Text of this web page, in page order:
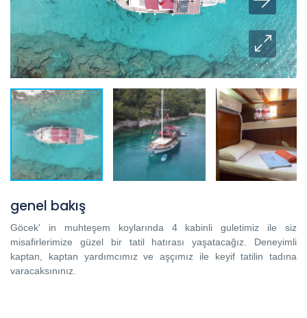
genel bakış
Göcek' in muhteşem koylarında 4 kabinli guletimiz ile siz
misafirlerimize güzel bir tatil hatırası yaşatacağız. Deneyimli
kaptan, kaptan yardımcımız ve aşçımız ile keyif tatilin tadına
varacaksınınız.